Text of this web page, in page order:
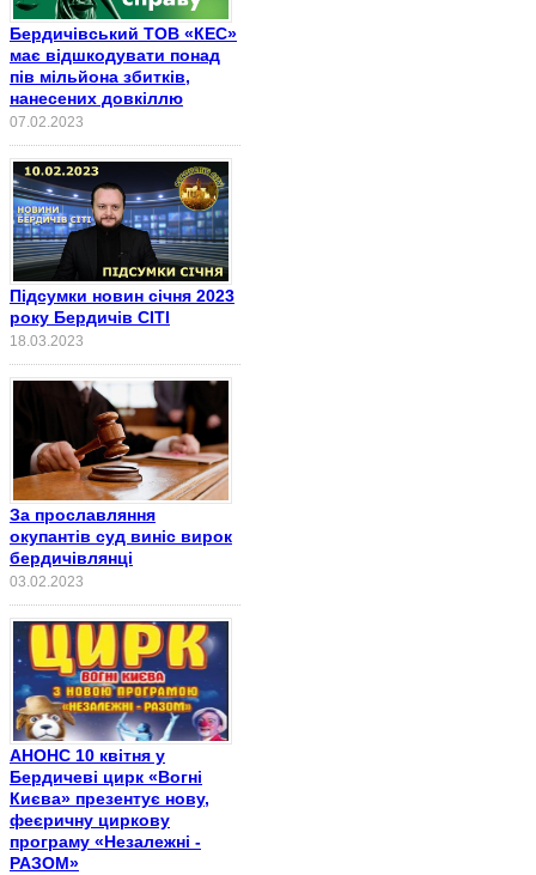
Бердичівський ТОВ «КЕС»
має відшкодувати понад
пів мільйона збитків,
нанесених довкіллю
07.02.2023
Підсумки новин січня 2023
року Бердичів СІТІ
18.03.2023
За прославляння
окупантів суд виніс вирок
бердичівлянці
03.02.2023
АНОНС 10 квітня у
Бердичеві цирк «Вогні
Києва» презентує нову,
феєричну циркову
програму «Незалежні -
РАЗОМ»